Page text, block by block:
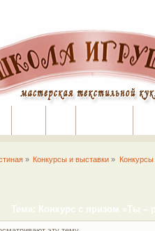
» Конкурсы и выставки » Конкурсы
Тема: Конкурс с призом «Ты –